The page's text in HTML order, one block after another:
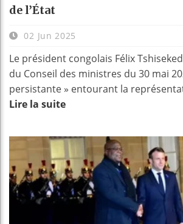
de l’État
02 Jun 2025
Le président congolais Félix
du Conseil des ministres du 30 mai
persistante » entourant la
Lire la suite